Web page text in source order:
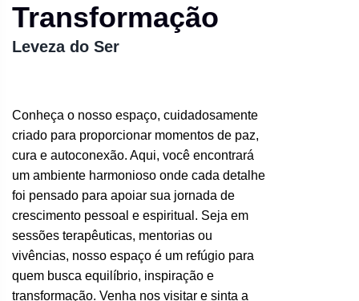
Transformação
Leveza do Ser
Conheça o nosso espaço, cuidadosamente
criado para proporcionar momentos de paz,
cura e autoconexão. Aqui, você encontrará
um ambiente harmonioso onde cada detalhe
foi pensado para apoiar sua jornada de
crescimento pessoal e espiritual. Seja em
sessões terapêuticas, mentorias ou
vivências, nosso espaço é um refúgio para
quem busca equilíbrio, inspiração e
transformação. Venha nos visitar e sinta a